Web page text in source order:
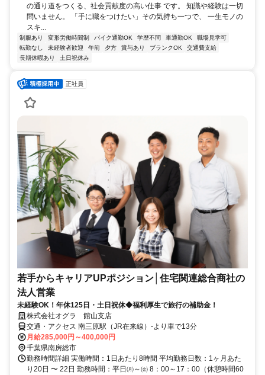
の通り道をつくる、社会貢献度の高い仕事 です。 知識や経験は一切
問いません。 「手に職をつけたい」その気持ち一つで、 一生モノの
スキ...
制服あり 変形労働時間制 バイク通勤OK 学歴不問 車通勤OK
職場見学可
転勤なし
未経験者歓迎 午前 夕方 賞与あり ブランクOK
交通費支給
長期休暇あり
土日祝休み
正社員
若手からキャリアUPポジション│住宅関連総合商社の
法人営業
未経験OK！年休125日・土日祝休◆福利厚生で旅行の補助金！
株式会社オグラ 館山支店
交通・アクセス 南三原駅（JR在来線）-より車で13分
月給285,000円～400,000円
千葉県南房総市
勤務時間詳細 実働時間：1日あたり8時間 平均勤務日数：1ヶ月あた
り20日 〜 22日 勤務時間：平日㈪～㈮ 8：00～17：00（休憩時間60